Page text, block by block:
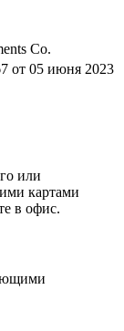
Co.
от 05 июня 2023
или
картами
в офис.